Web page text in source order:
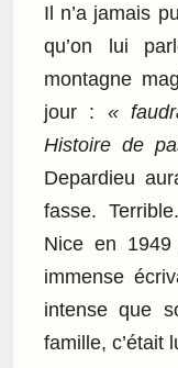
Il n’a jamais
qu’on lui
montagne
jour : «
Histoire de
Depardieu
fasse.
Nice en
immense
intense que
famille, c’était